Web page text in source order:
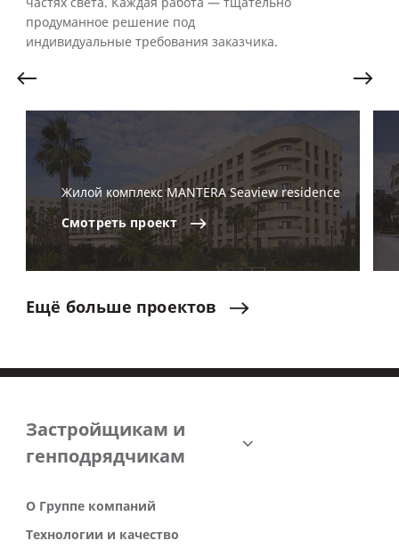
продуманное решение под
индивидуальные требования заказчика.
Жилой комплекс MANTERA Seaview residence
Смотреть проект
Ещё больше проектов
Застройщикам и
генподрядчикам
О Группе компаний
Технологии и качество